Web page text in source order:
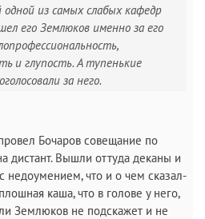
из самых слабых кафедр
его Землюков именно за его
и глупость. А тупенькие
за него.
Бочаров совещание по
дистант. Вышли оттуда деканы и
недоумением, что и о чем сказал-
каша, что в голове у него,
Землюков не подскажет и не